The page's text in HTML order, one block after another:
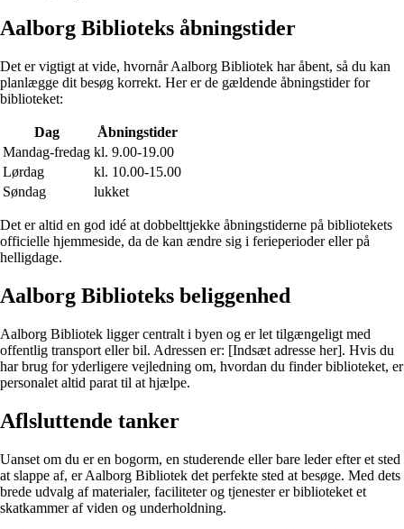
Aalborg Biblioteks åbningstider
Det er vigtigt at vide, hvornår Aalborg Bibliotek har åbent, så du kan
planlægge dit besøg korrekt. Her er de gældende åbningstider for
biblioteket:
Dag
Åbningstider
Mandag-fredag kl. 9.00-19.00
Lørdag
kl. 10.00-15.00
Søndag
lukket
Det er altid en god idé at dobbelttjekke åbningstiderne på bibliotekets
officielle hjemmeside, da de kan ændre sig i ferieperioder eller på
helligdage.
Aalborg Biblioteks beliggenhed
Aalborg Bibliotek ligger centralt i byen og er let tilgængeligt med
offentlig transport eller bil. Adressen er: [Indsæt adresse her]. Hvis du
har brug for yderligere vejledning om, hvordan du finder biblioteket, er
personalet altid parat til at hjælpe.
Aflsluttende tanker
Uanset om du er en bogorm, en studerende eller bare leder efter et sted
at slappe af, er Aalborg Bibliotek det perfekte sted at besøge. Med dets
brede udvalg af materialer, faciliteter og tjenester er biblioteket et
skatkammer af viden og underholdning.